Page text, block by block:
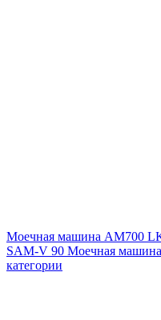
Моечная машина AM700
SAM-V 90 Моечная
категории